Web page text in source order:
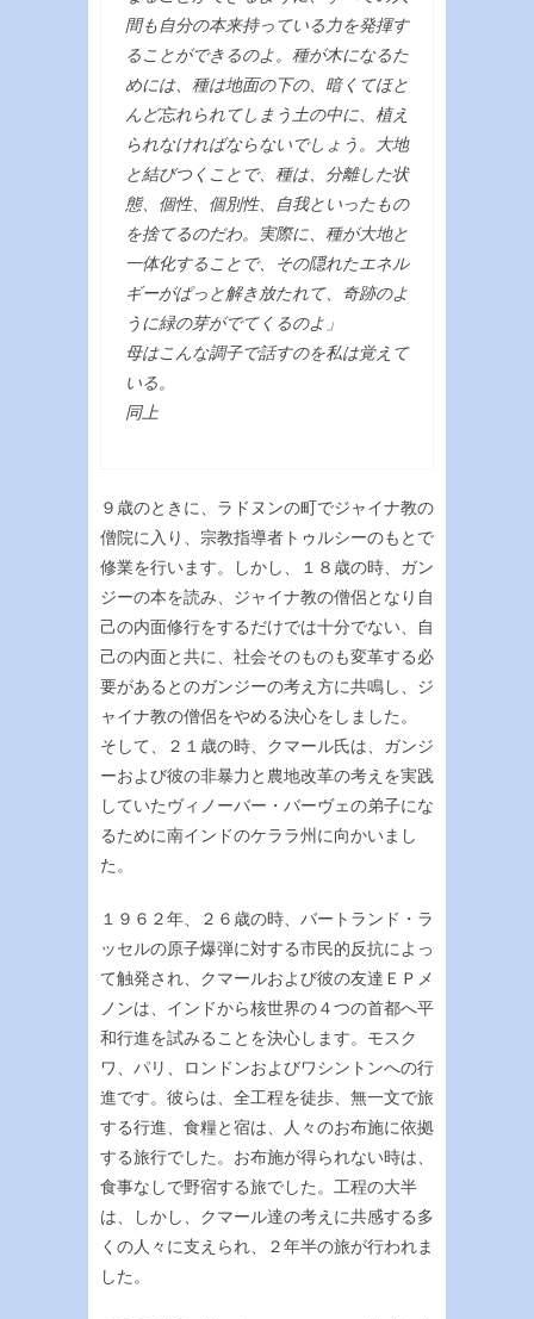
間も自分の本来持っている力を発揮す
ることができるのよ。種が木になるた
めには、種は地面の下の、暗くてほと
んど忘れられてしまう土の中に、植え
られなければならないでしょう。大地
と結びつくことで、種は、分離した状
態、個性、個別性、自我といったもの
を捨てるのだわ。実際に、種が大地と
一体化することで、その隠れたエネル
ギーがぱっと解き放たれて、奇跡のよ
うに緑の芽がでてくるのよ」
母はこんな調子で話すのを私は覚えて
いる。
同上
９歳のときに、ラドヌンの町でジャイナ教の
僧院に入り、宗教指導者トゥルシーのもとで
修業を行います。しかし、１８歳の時、ガン
ジーの本を読み、ジャイナ教の僧侶となり自
己の内面修行をするだけでは十分でない、自
己の内面と共に、社会そのものも変革する必
要があるとのガンジーの考え方に共鳴し、ジ
ャイナ教の僧侶をやめる決心をしました。
そして、２１歳の時、クマール氏は、ガンジ
ーおよび彼の非暴力と農地改革の考えを実践
していたヴィノーバー・バーヴェの弟子にな
るために南インドのケララ州に向かいまし
た。
１９６２年、２６歳の時、バートランド・ラ
ッセルの原子爆弾に対する市民的反抗によっ
て触発され、クマールおよび彼の友達ＥＰメ
ノンは、インドから核世界の４つの首都へ平
和行進を試みることを決心します。モスク
ワ、パリ、ロンドンおよびワシントンへの行
進です。彼らは、全工程を徒歩、無一文で旅
する行進、食糧と宿は、人々のお布施に依拠
する旅行でした。お布施が得られない時は、
食事なしで野宿する旅でした。工程の大半
は、しかし、クマール達の考えに共感する多
くの人々に支えられ、２年半の旅が行われま
した。